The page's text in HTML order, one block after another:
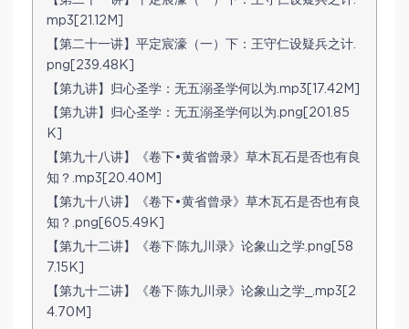
mp3[21.12M]
【第二十一讲】平定宸濠（一）下：王守仁设疑兵之计.
png[239.48K]
【第九讲】归心圣学：无五溺圣学何以为.mp3[17.42M]
【第九讲】归心圣学：无五溺圣学何以为.png[201.85
K]
【第九十八讲】《卷下•黄省曾录》草木瓦石是否也有良
知？.mp3[20.40M]
【第九十八讲】《卷下•黄省曾录》草木瓦石是否也有良
知？.png[605.49K]
【第九十二讲】《卷下·陈九川录》论象山之学.png[58
7.15K]
【第九十二讲】《卷下·陈九川录》论象山之学_.mp3[2
4.70M]